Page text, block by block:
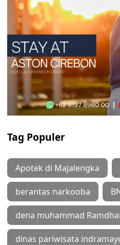
Tag Populer
Apotek di Majalengka
berantas narkooba
dena muhammad
dinas pariwisata